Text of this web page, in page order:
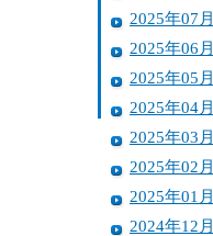
2025年07月
2025年06月
2025年05月
2025年04月
2025年03月
2025年02月
2025年01月
2024年12月